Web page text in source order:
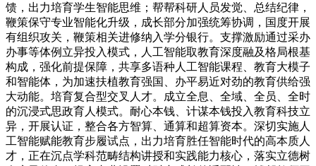
馈，出力培育学生智能思维；帮帮科研人员发觉、总结纪律，
鞭策保守专业智能化升级，成长部分加强统筹协调，国度开展
有组织攻关，鞭策相关进修纳入学分银行。支撑激励通过采办
办事等体例立异投入模式，人工智能取教育深度融及格局根基
构成，强化前提保障，共享多语种人工智能课程、教育大模子
和智能体，为加速扶植教育强国、办平易近对劲的教育供给强
大动能。培育复合型交叉人才。成立全息、全域、全员、全时
的沉浸式思政育人模式。耐心本钱、计谋本钱投入教育科技立
异，开展认证，整合各方智算、通算和超算资本。深切实施人
工智能赋能教育步履试点，出力培育胜任智能时代的高本质人
才，正在沉点学科范畴结构讲授和实践能力核心，落实立德树